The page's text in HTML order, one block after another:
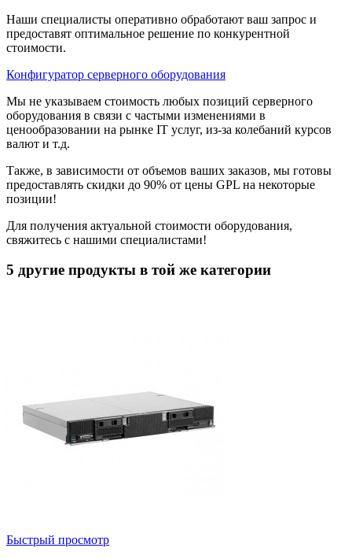
Наши специалисты оперативно обработают ваш запрос и
предоставят оптимальное решение по конкурентной
стоимости.
Конфигуратор серверного оборудования
Мы не указываем стоимость любых позиций серверного
оборудования в связи с частыми изменениями в
ценообразовании на рынке IT услуг, из-за колебаний курсов
валют и т.д.
Также, в зависимости от объемов ваших заказов, мы готовы
предоставлять скидки до 90% от цены GPL на некоторые
позиции!
Для получения актуальной стоимости оборудования,
свяжитесь с нашими специалистами!
5 другие продукты в той же категории
Быстрый просмотр